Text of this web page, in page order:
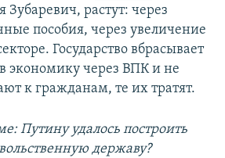
Зубаревич, растут: через
пособия, через увеличение
Государство вбрасывает
экономику через ВПК и не
к гражданам, те их тратят.
Путину удалось построить
державу?